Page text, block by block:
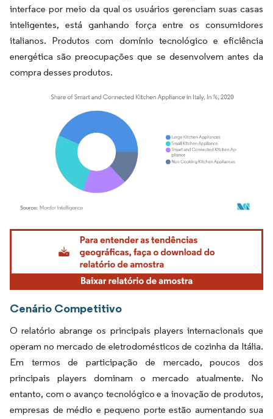
interface por meio da qual os usuários gerenciam suas casas
inteligentes, está ganhando força entre os consumidores
italianos. Produtos com domínio tecnológico e eficiência
energética são preocupações que se desenvolvem antes da
compra desses produtos.
Imagem © Mordor Intelligence. O reuso requer atribuição conforme CC BY 4.0.
Cenário Competitivo
O relatório abrange os principais players internacionais que
operam no mercado de eletrodomésticos de cozinha da Itália.
Em termos de participação de mercado, poucos dos
principais players dominam o mercado atualmente. No
entanto, com o avanço tecnológico e a inovação de produtos,
empresas de médio e pequeno porte estão aumentando sua